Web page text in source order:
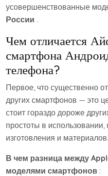
усовершенствованные
России .
Чем отличается
смартфона
телефона?
Первое, что существенно
других смартфонов — это
стоит гораздо дороже
простоты в использовании,
изготовления и
В чем разница между
моделями смартфонов :